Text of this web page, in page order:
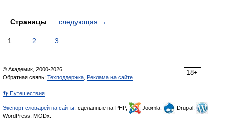
Страницы следующая →
1 2 3
18+
© Академик, 2000-2026
Обратная связь: Техподдержка Реклама на сайте
👣 Путешествия
Экспорт словарей на сайты , сделанные на PHP, Joomla,
Drupal,
WordPress, MODx.